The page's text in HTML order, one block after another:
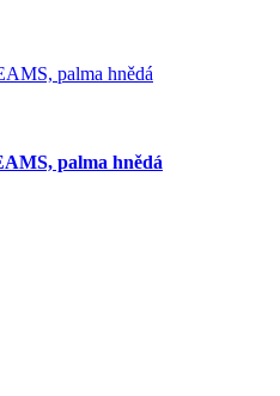
palma hnědá